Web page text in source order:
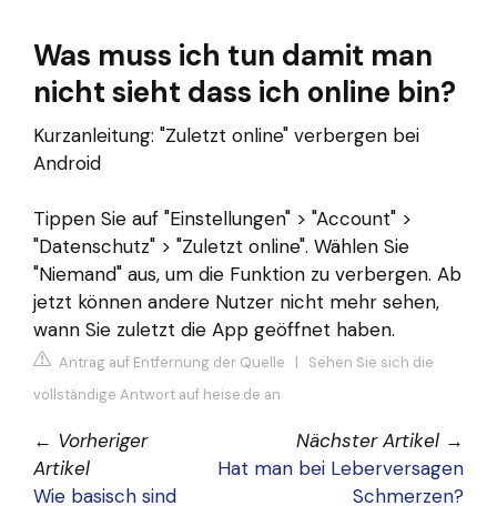
Was muss ich tun damit man
nicht sieht dass ich online bin?
Kurzanleitung: "Zuletzt online" verbergen bei
Android
Tippen Sie auf "Einstellungen" > "Account" >
"Datenschutz" > "Zuletzt online". Wählen Sie
"Niemand" aus, um die Funktion zu verbergen. Ab
jetzt können andere Nutzer nicht mehr sehen,
wann Sie zuletzt die App geöffnet haben.
Antrag auf Entfernung der Quelle | Sehen Sie sich die
vollständige Antwort auf heise.de an
← Vorheriger
Artikel
Wie basisch sind
Nächster Artikel →
Hat man bei Leberversagen
Schmerzen?